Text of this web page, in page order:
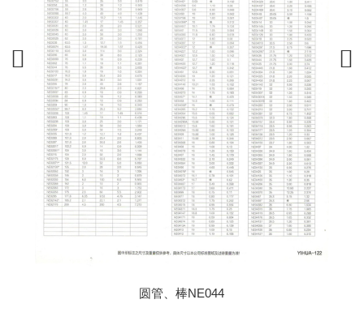
圆管、棒NE044